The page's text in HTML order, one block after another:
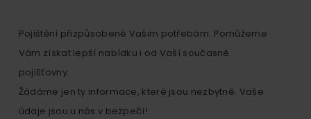
Pojištění přizpůsobené Vašim potřebám. Pomůžeme
Vám získat lepší nabídku i od Vaší současné
pojišťovny.
Žádáme jen ty informace, které jsou nezbytné. Vaše
údaje jsou u nás v bezpečí!